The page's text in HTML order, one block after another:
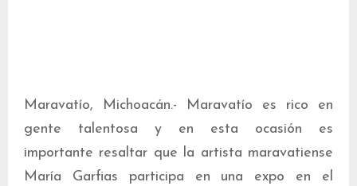
Maravatío, Michoacán.- Maravatío es rico en
gente talentosa y en esta ocasión es
importante resaltar que la artista maravatiense
María Garfias participa en una expo en el